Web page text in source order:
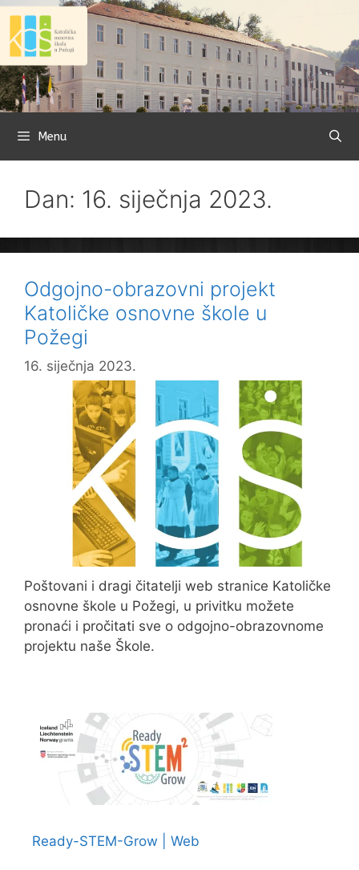
Preskoči
sadržaj
Menu
Dan: 16. siječnja 2023.
Odgojno-obrazovni projekt
Katoličke osnovne škole u
Požegi
16. siječnja 2023.
Poštovani i dragi čitatelji web stranice Katoličke
osnovne škole u Požegi, u privitku možete
pronaći i pročitati sve o odgojno-obrazovnome
projektu naše Škole.
Ready-STEM-Grow | Web